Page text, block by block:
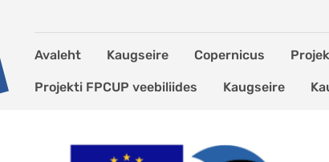
Avaleht Kaugseire Copernicus
Projekti FPCUP veebiliides Kaugseire